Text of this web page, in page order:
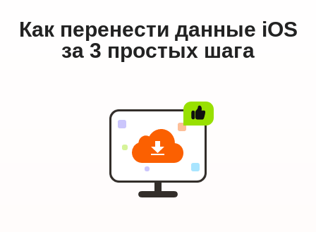
Как перенести данные iOS
за 3 простых шага